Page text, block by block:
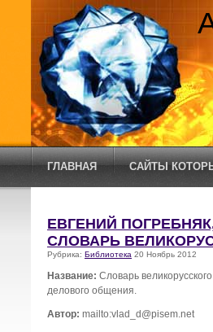
ГЛАВНАЯ САЙТЫ
ЕВГЕНИЙ
СЛОВАРЬ
Рубрика: Библиотека 20 Ноябрь 2012
Название: Словарь
делового общения.
Автор: mailto:vlad_d@pisem.net